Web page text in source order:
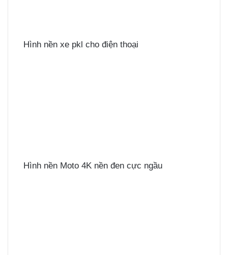
Hình nền xe pkl cho điện thoại
Hình nền Moto 4K nền đen cực ngầu